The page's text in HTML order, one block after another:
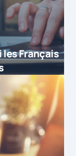
Français